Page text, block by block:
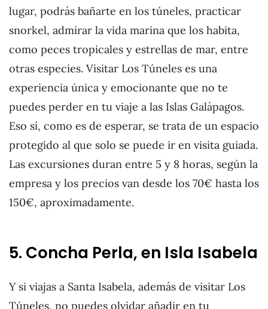
lugar, podrás bañarte en los túneles, practicar
snorkel, admirar la vida marina que los habita,
como peces tropicales y estrellas de mar, entre
otras especies. Visitar Los Túneles es una
experiencia única y emocionante que no te
puedes perder en tu viaje a las Islas Galápagos.
Eso sí, como es de esperar, se trata de un espacio
protegido al que solo se puede ir en visita guiada.
Las excursiones duran entre 5 y 8 horas, según la
empresa y los precios van desde los 70€ hasta los
150€, aproximadamente.
5. Concha Perla, en Isla Isabela
Y si viajas a Santa Isabela, además de visitar Los
Túneles, no puedes olvidar añadir en tu